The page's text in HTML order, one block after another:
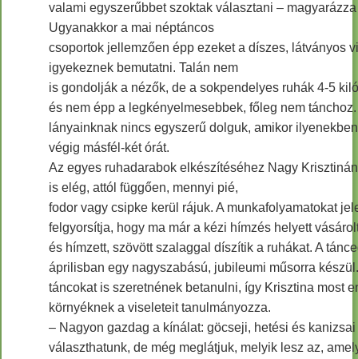
valami egyszerűbbet szoktak választani –
Ugyanakkor a mai néptáncos
csoportok jellemzően épp ezeket a díszes, látványos
igyekeznek bemutatni. Talán nem
is gondolják a nézők, de a sokpendelyes ruhák 4-5
és nem épp a legkényelmesebbek, főleg nem
lányainknak nincs egyszerű dolguk, amikor
végig másfél-két órát.
Az egyes ruhadarabok elkészítéséhez Nagy
is elég, attól függően, mennyi pié,
fodor vagy csipke kerül rájuk. A munkafolyamatokat
felgyorsítja, hogy ma már a kézi hímzés helyett
és hímzett, szövött szalaggal díszítik a ruhákat. A
áprilisban egy nagyszabású, jubileumi műsorra
táncokat is szeretnének betanulni, így Krisztina most
környéknek a viseleteit tanulmányozza.
– Nagyon gazdag a kínálat: göcseji, hetési és
választhatunk, de még meglátjuk, melyik lesz az,